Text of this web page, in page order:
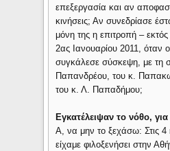
επεξεργασία και αν
κινήσεις; Αν συνεδρίασε
μόνη της η επιτροπή –
2ας Ιανουαρίου 2011, όταν
συγκάλεσε σύσκεψη, με τη
Παπανδρέου, του κ.
του κ. Λ. Παπαδήμου;
Εγκατέλειψαν το νόθο, για
Α, να μην το ξεχάσω: Στις 4
είχαμε φιλοξενήσει στην